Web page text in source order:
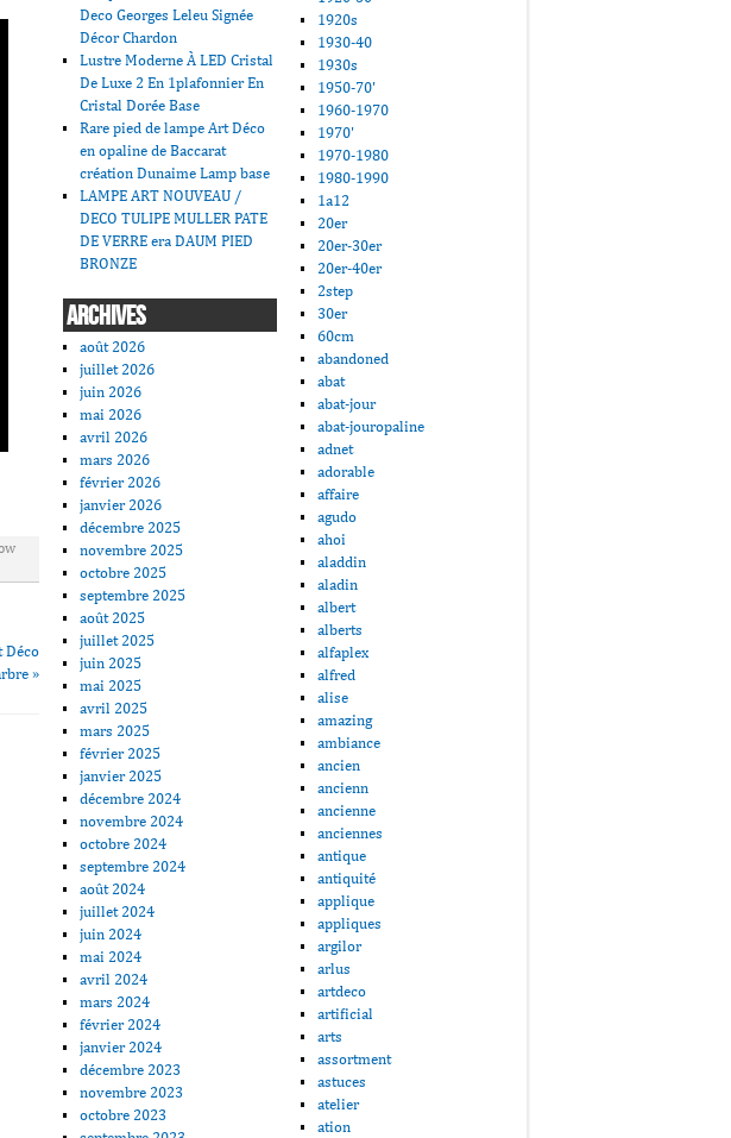
Déco
»
Deco Georges Leleu Signée
Décor Chardon
Lustre Moderne À LED Cristal
De Luxe 2 En 1plafonnier En
Cristal Dorée Base
Rare pied de lampe Art Déco
en opaline de Baccarat
création Dunaime Lamp base
LAMPE ART NOUVEAU /
DECO TULIPE MULLER PATE
DE VERRE era DAUM PIED
BRONZE
ARCHIVES
août 2026
juillet 2026
juin 2026
mai 2026
avril 2026
mars 2026
février 2026
janvier 2026
décembre 2025
novembre 2025
octobre 2025
septembre 2025
août 2025
juillet 2025
juin 2025
mai 2025
avril 2025
mars 2025
février 2025
janvier 2025
décembre 2024
novembre 2024
octobre 2024
septembre 2024
août 2024
juillet 2024
juin 2024
mai 2024
avril 2024
mars 2024
février 2024
janvier 2024
décembre 2023
novembre 2023
octobre 2023
1920s
1930-40
1930s
1950-70'
1960-1970
1970'
1970-1980
1980-1990
1a12
20er
20er-30er
20er-40er
2step
30er
60cm
abandoned
abat
abat-jour
abat-jouropaline
adnet
adorable
affaire
agudo
ahoi
aladdin
aladin
albert
alberts
alfaplex
alfred
alise
amazing
ambiance
ancien
ancienn
ancienne
anciennes
antique
antiquité
applique
appliques
argilor
arlus
artdeco
artificial
arts
assortment
astuces
atelier
ation